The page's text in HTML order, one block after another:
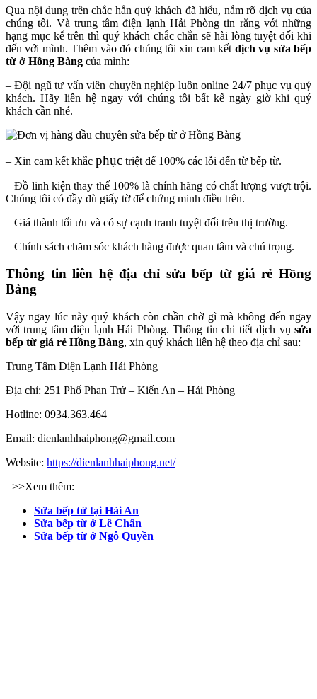
Qua nội dung trên chắc hẳn quý khách đã hiểu, nắm rõ dịch vụ của
chúng tôi. Và trung tâm điện lạnh Hải Phòng tin rằng với những
hạng mục kể trên thì quý khách chắc chắn sẽ hài lòng tuyệt đối khi
đến với mình. Thêm vào đó chúng tôi xin cam kết dịch vụ sửa bếp
từ ở Hồng Bàng của mình:
– Đội ngũ tư vấn viên chuyên nghiệp luôn online 24/7 phục vụ quý
khách. Hãy liên hệ ngay với chúng tôi bất kể ngày giờ khi quý
khách cần nhé.
– Xin cam kết khắc phục triệt để 100% các lỗi đến từ bếp từ.
– Đồ linh kiện thay thế 100% là chính hãng có chất lượng vượt trội.
Chúng tôi có đầy đù giấy tờ để chứng minh điều trên.
– Giá thành tối ưu và có sự cạnh tranh tuyệt đối trên thị trường.
– Chính sách chăm sóc khách hàng được quan tâm và chú trọng.
Thông tin liên hệ địa chỉ sửa bếp từ giá rẻ Hồng
Bàng
Vậy ngay lúc này quý khách còn chần chờ gì mà không đến ngay
với trung tâm điện lạnh Hải Phòng. Thông tin chi tiết dịch vụ sửa
bếp từ giá rẻ Hồng Bàng, xin quý khách liên hệ theo địa chỉ sau:
Trung Tâm Điện Lạnh Hải Phòng
Địa chỉ: 251 Phố Phan Trứ – Kiến An – Hải Phòng
Hotline: 0934.363.464
Email: dienlanhhaiphong@gmail.com
Website: https://dienlanhhaiphong.net/
=>>Xem thêm:
Sửa bếp từ tại Hải An
Sửa bếp từ ở Lê Chân
Sửa bếp từ ở Ngô Quyền